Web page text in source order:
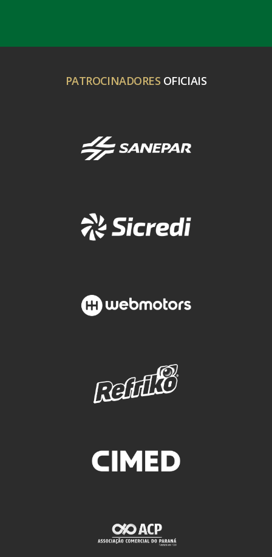
PATROCINADORES OFICIAIS